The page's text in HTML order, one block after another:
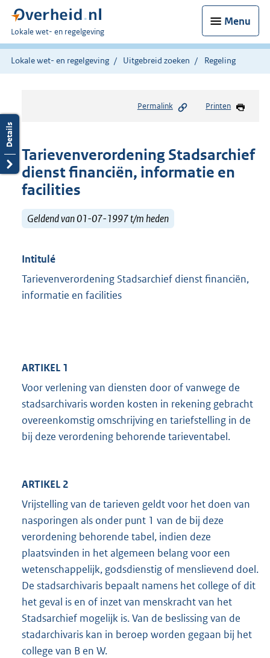
Menu
U
bent
hier:
Lokale wet- en regelgeving
Lokale wet- en regelgeving Uitgebreid zoeken Regeling
Permalink Printen
Tarievenverordening Stadsarchief
dienst financiën, informatie en
facilities
Geldend van 01-07-1997 t/m heden
Intitulé
Tarievenverordening Stadsarchief dienst financiën,
informatie en facilities
ARTIKEL 1
Voor verlening van diensten door of vanwege de
stadsarchivaris worden kosten in rekening gebracht
overeenkomstig omschrijving en tariefstelling in de
bij deze verordening behorende tarieventabel.
ARTIKEL 2
Vrijstelling van de tarieven geldt voor het doen van
nasporingen als onder punt 1 van de bij deze
verordening behorende tabel, indien deze
plaatsvinden in het algemeen belang voor een
wetenschappelijk, godsdienstig of menslievend doel.
De stadsarchivaris bepaalt namens het college of dit
het geval is en of inzet van menskracht van het
Stadsarchief mogelijk is. Van de beslissing van de
stadarchivaris kan in beroep worden gegaan bij het
college van B en W.